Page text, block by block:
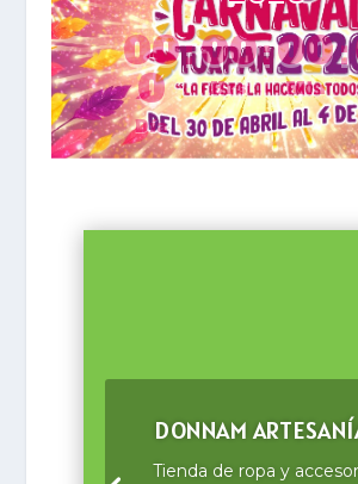
00
0
Día
:00
Hrs
:00
Min
:
DONNAM
Tienda de ropa y